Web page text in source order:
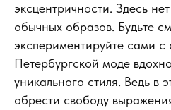
эксцентричности. Здесь
обычных образов. Будьте
экспериментируйте сами с
Петербургской моде
уникального стиля. Ведь в
обрести свободу